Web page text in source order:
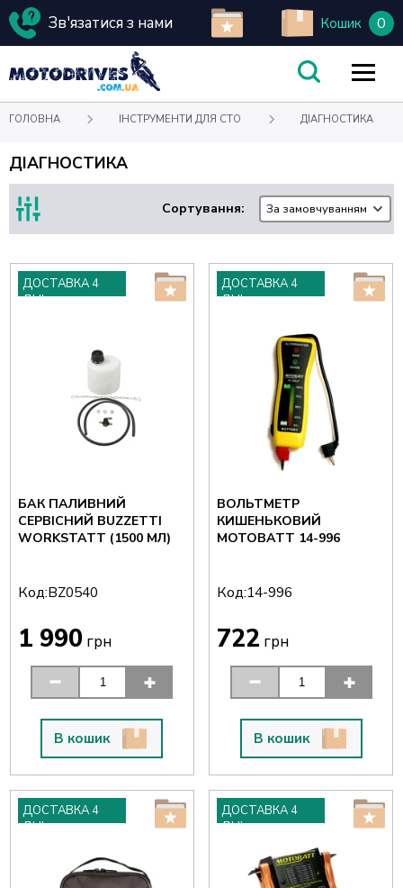
Зв'язатися з нами Кошик 0
ГОЛОВНА ІНСТРУМЕНТИ ДЛЯ СТО ДІАГНОСТИКА
ДІАГНОСТИКА
Сортування: За замовчуванням
ДОСТАВКА 4
ДНІ
БАК ПАЛИВНИЙ
СЕРВІСНИЙ BUZZETTI
WORKSTATT (1500 МЛ)
Код:BZ0540
1 990грн
В кошик
ДОСТАВКА 4
ДНІ
ВОЛЬТМЕТР
КИШЕНЬКОВИЙ
MOTOBATT 14-996
Код:14-996
722 грн
В кошик
ДОСТАВКА 4
ДНІ
ДОСТАВКА 4
ДНІ